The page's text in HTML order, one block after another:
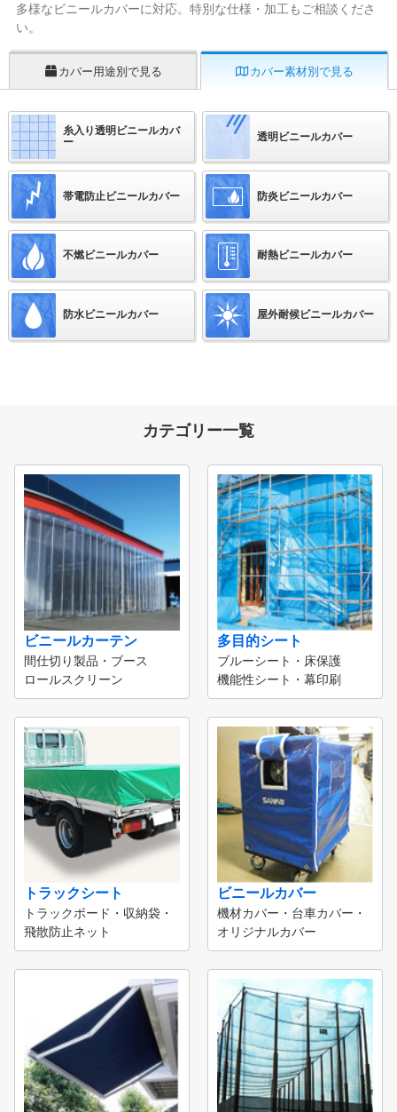
多様なビニールカバーに対応。特別な仕様・加工もご相談くださ
い。
カバー用途別で見る カバー素材別で見る
糸入り透明ビニールカバ
ー
透明ビニールカバー
帯電防止ビニールカバー 防炎ビニールカバー
不燃ビニールカバー 耐熱ビニールカバー
防水ビニールカバー 屋外耐候ビニールカバー
カテゴリー一覧
ビニールカーテン
間仕切り製品・ブース
ロールスクリーン
多目的シート
ブルーシート・床保護
機能性シート・幕印刷
トラックシート
トラックボード・収納袋・
飛散防止ネット
ビニールカバー
機材カバー・台車カバー・
オリジナルカバー